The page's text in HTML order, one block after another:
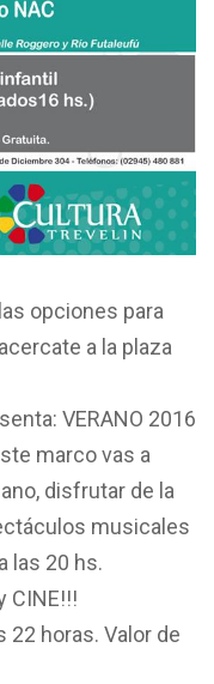
opciones para
a la plaza
VERANO 2016
marco vas a
disfrutar de la
musicales
las 20 hs.
CINE!!!
horas. Valor de